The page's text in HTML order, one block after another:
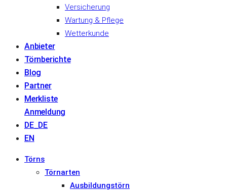
Versicherung
Wartung & Pflege
Wetterkunde
Anbieter
Törnberichte
Blog
Partner
Merkliste
Anmeldung
DE_DE
EN
Törns
Törnarten
Ausbildungstörn